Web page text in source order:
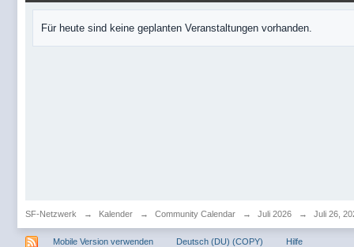
Für heute sind keine geplanten Veranstaltungen vorhanden.
SF-Netzwerk → Kalender → Community Calendar → Juli 2026 → Juli 26,
Mobile Version verwenden Deutsch (DU) (COPY)
Hilfe